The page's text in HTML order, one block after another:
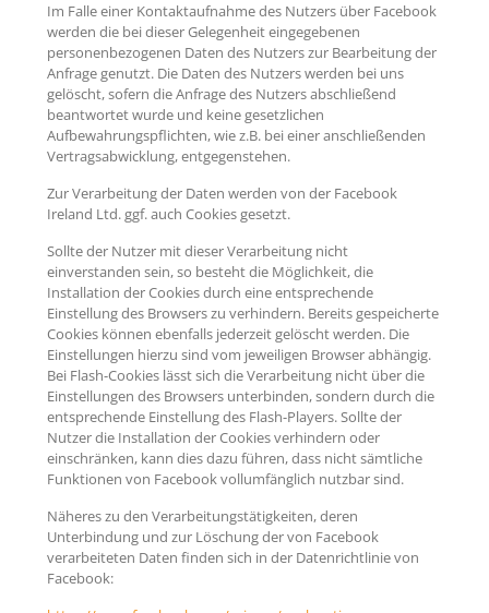
Im Falle einer Kontaktaufnahme des Nutzers über Facebook
werden die bei dieser Gelegenheit eingegebenen
personenbezogenen Daten des Nutzers zur Bearbeitung der
Anfrage genutzt. Die Daten des Nutzers werden bei uns
gelöscht, sofern die Anfrage des Nutzers abschließend
beantwortet wurde und keine gesetzlichen
Aufbewahrungspflichten, wie z.B. bei einer anschließenden
Vertragsabwicklung, entgegenstehen.
Zur Verarbeitung der Daten werden von der Facebook
Ireland Ltd. ggf. auch Cookies gesetzt.
Sollte der Nutzer mit dieser Verarbeitung nicht
einverstanden sein, so besteht die Möglichkeit, die
Installation der Cookies durch eine entsprechende
Einstellung des Browsers zu verhindern. Bereits gespeicherte
Cookies können ebenfalls jederzeit gelöscht werden. Die
Einstellungen hierzu sind vom jeweiligen Browser abhängig.
Bei Flash-Cookies lässt sich die Verarbeitung nicht über die
Einstellungen des Browsers unterbinden, sondern durch die
entsprechende Einstellung des Flash-Players. Sollte der
Nutzer die Installation der Cookies verhindern oder
einschränken, kann dies dazu führen, dass nicht sämtliche
Funktionen von Facebook vollumfänglich nutzbar sind.
Näheres zu den Verarbeitungstätigkeiten, deren
Unterbindung und zur Löschung der von Facebook
verarbeiteten Daten finden sich in der Datenrichtlinie von
Facebook: